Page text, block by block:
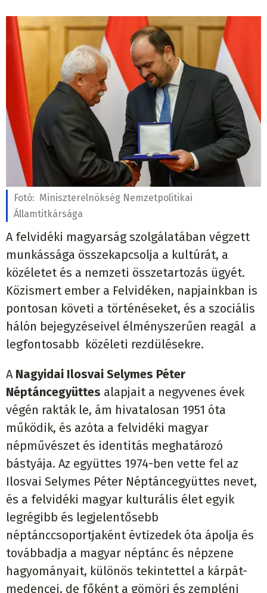
Fotó: Miniszterelnökség Nemzetpolitikai
Államtitkársága
A felvidéki magyarság szolgálatában végzett
munkássága összekapcsolja a kultúrát, a
közéletet és a nemzeti összetartozás ügyét.
Közismert ember a Felvidéken, napjainkban is
pontosan követi a történéseket, és a szociális
hálón bejegyzéseivel élményszerűen reagál a
legfontosabb közéleti rezdülésekre.
ANagyidai Ilosvai Selymes Péter
Néptáncegyüttes alapjait a negyvenes évek
végén rakták le, ám hivatalosan 1951 óta
működik, és azóta a felvidéki magyar
népművészet és identitás meghatározó
bástyája. Az együttes 1974-ben vette fel az
Ilosvai Selymes Péter Néptáncegyüttes nevet,
és a felvidéki magyar kulturális élet egyik
legrégibb és legjelentősebb
néptánccsoportjaként évtizedek óta ápolja és
továbbadja a magyar néptánc és népzene
hagyományait, különös tekintettel a kárpát-
medencei, de főként a gömöri és zempléni